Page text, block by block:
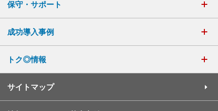
保守・サポート
成功導入事例
トク◎情報
サイトマップ